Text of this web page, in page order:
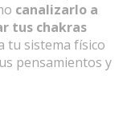
canalizarlo a
tus chakras
tu sistema físico
pensamientos y